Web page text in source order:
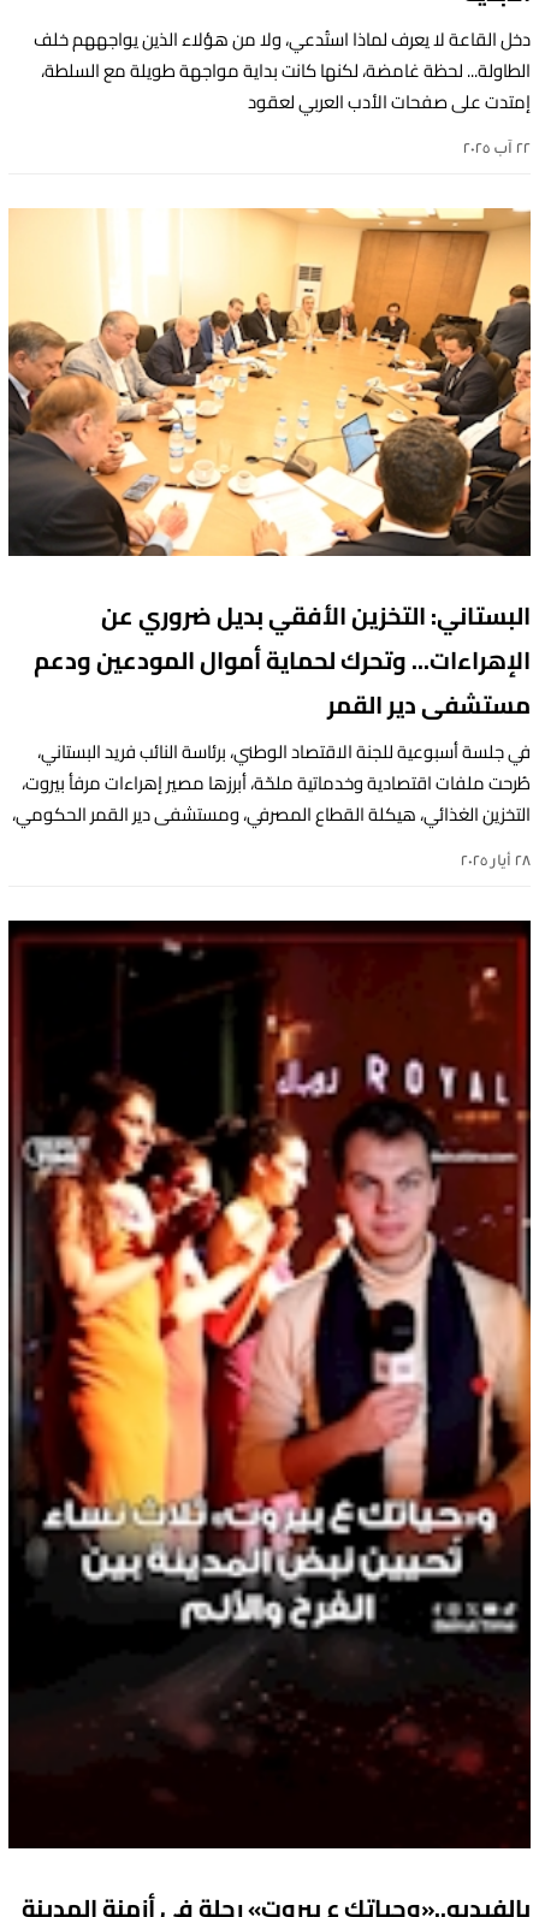
دخل القاعة لا يعرف لماذا استُدعي، ولا من هؤلاء الذين يواجههم خلف
الطاولة... لحظة غامضة، لكنها كانت بداية مواجهة طويلة مع السلطة،
إمتدت على صفحات الأدب العربي لعقود
٢٢ آب ٢٠٢٥
البستاني: التخزين الأفقي بديل ضروري عن
الإهراءات... وتحرك لحماية أموال المودعين ودعم
مستشفى دير القمر
في جلسة أسبوعية للجنة الاقتصاد الوطني، برئاسة النائب فريد البستاني،
طُرحت ملفات اقتصادية وخدماتية ملحّة، أبرزها مصير إهراءات مرفأ بيروت،
التخزين الغذائي، هيكلة القطاع المصرفي، ومستشفى دير القمر الحكومي،
إضافة إلى الوضع المعيشي والحد الأدنى للأجور.٢٨ أيار ٢٠٢٥
بالفيديو..«وحياتك ع بيروت» رحلة في أزمنة المدينة